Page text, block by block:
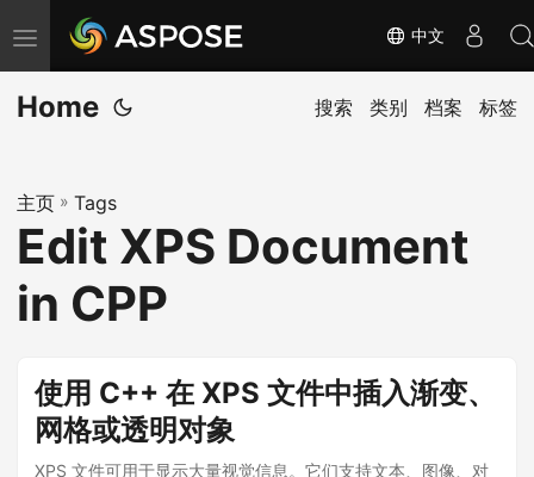
切
换
导
中文
Home 搜索 类别 档案 标签
主页 » Tags
Edit XPS Document
in CPP
使用 C++ 在 XPS 文件中插入渐变、
网格或透明对象
XPS 文件可用于显示大量视觉信息。它们支持文本、图像、对